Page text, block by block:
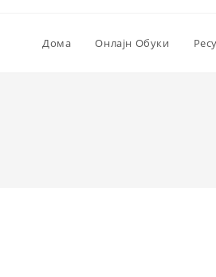
Дома Онлајн Обуки